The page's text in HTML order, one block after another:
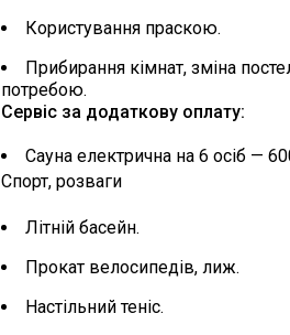
Користування праскою.
Прибирання кімнат, зміна
потребою.
Сервіс за додаткову оплату:
Сауна електрична на 6 осіб —
Спорт, розваги
Літній басейн.
Прокат велосипедів, лиж.
Настільний теніс.